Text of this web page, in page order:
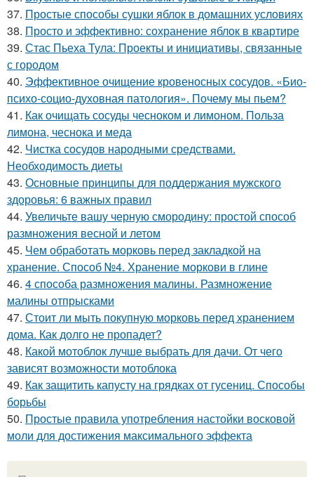
37. Простые способы сушки яблок в домашних условиях
38. Просто и эффективно: сохранение яблок в квартире
39. Стас Пьеха Тула: Проекты и инициативы, связанные
с городом
40. Эффективное очищение кровеносных сосудов. «Био-
психо-социо-духовная патология». Почему мы пьем?
41. Как очищать сосуды чесноком и лимоном. Польза
лимона, чеснока и меда
42. Чистка сосудов народными средствами.
Необходимость диеты
43. Основные принципы для поддержания мужского
здоровья: 6 важных правил
44. Увеличьте вашу черную смородину: простой способ
размножения весной и летом
45. Чем обработать морковь перед закладкой на
хранение. Способ №4. Хранение моркови в глине
46. 4 способа размножения малины. Размножение
малины отпрысками
47. Стоит ли мыть покупную морковь перед хранением
дома. Как долго не пропадет?
48. Какой мотоблок лучше выбрать для дачи. От чего
зависят возможности мотоблока
49. Как защитить капусту на грядках от гусениц. Способы
борьбы
50. Простые правила употребления настойки восковой
моли для достижения максимального эффекта